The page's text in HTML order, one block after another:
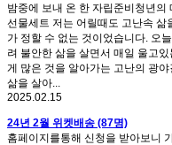
밤중에 보내 온 한 자립준비청년
선물세트 저는 어릴때도 고난속 삶
가 정할 수 없는 것이었습니다. 오
려 불안한 삶을 살면서 매일 울고
게 많은 것을 알아가는 고난의 광
삶을 살아...
2025.02.15
24년 2월 위켓배송 (87명)
홈페이지를통해 신청을 받아보니